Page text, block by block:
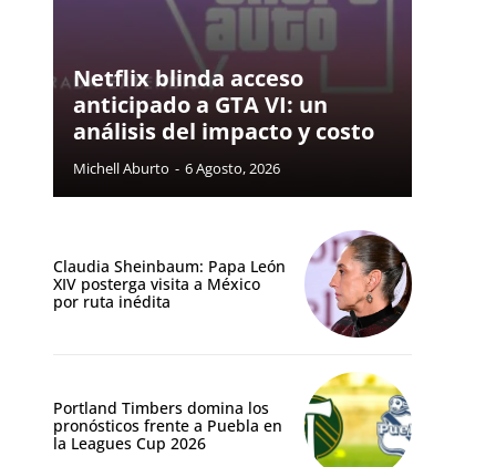
Netflix blinda acceso
anticipado a GTA VI: un
análisis del impacto y costo
Michell Aburto - 6 Agosto, 2026
Claudia Sheinbaum: Papa León
XIV posterga visita a México
por ruta inédita
Portland Timbers domina los
pronósticos frente a Puebla en
la Leagues Cup 2026